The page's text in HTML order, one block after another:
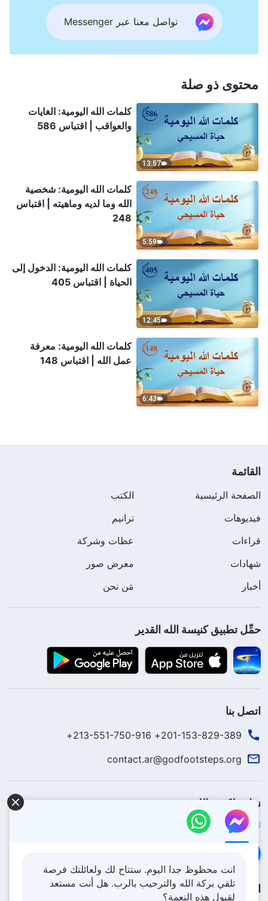
تواصل معنا عبر Messenger
محتوى ذو صلة
13:57
كلمات الله اليومية: الغايات
والعواقب | اقتباس 586
5:59
كلمات الله اليومية: شخصية
الله وما لديه وماهيته | اقتباس
248
12:45
كلمات الله اليومية: الدخول إلى
الحياة | اقتباس 405
6:43
كلمات الله اليومية: معرفة
عمل الله | اقتباس 148
القائمة
الصفحة الرئيسية
الكتب
فيديوهات
ترانيم
قراءات
عظات وشركة
شهادات
معرض صور
أخبار
مَن نحن
حمِّل تطبيق كنيسة الله القدير
اتصل بنا
201-153-829-389+ 213-551-750-916+
contact.ar@godfootsteps.org
نزل ملكوت الله.
لقد نزلت المملكة بالفعل إلى الأرض! هل تريد دخوله؟
اتبعنا
انت محظوظ جدا اليوم. ستتاح لك ولعائلتك فرصة
تلقي بركة الله والترحيب بالرب. هل أنت مستعد
لقبول هذه النعمة؟